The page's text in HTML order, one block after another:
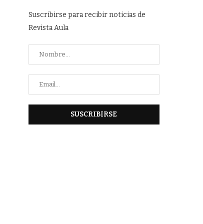
Suscribirse para recibir noticias de
Revista Aula